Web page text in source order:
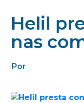
Helil
nas
Por